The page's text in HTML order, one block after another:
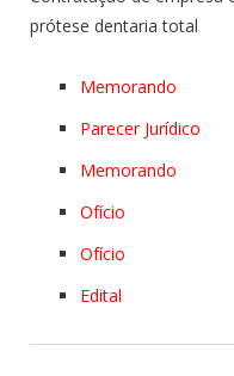
prótese dentaria total
Memorando
Parecer Jurídico
Memorando
Ofício
Ofício
Edital